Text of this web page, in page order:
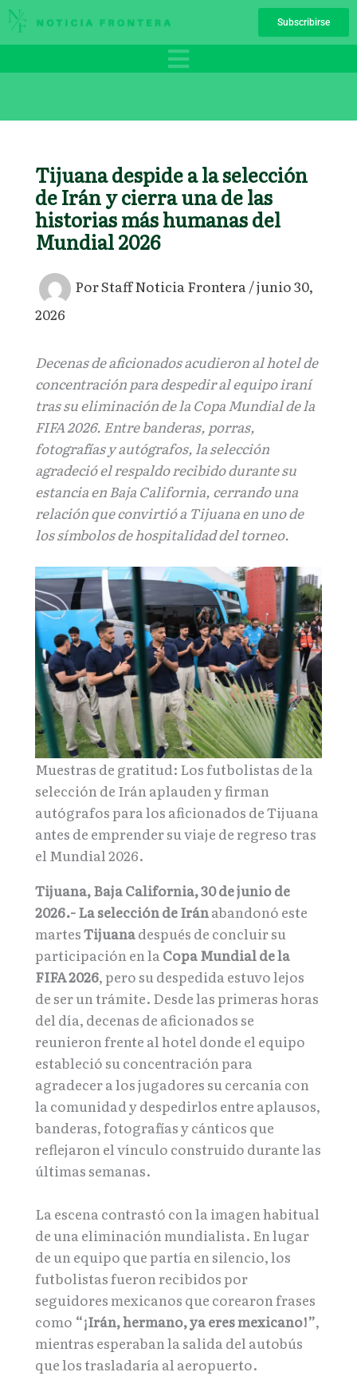
Ir
al
Subscribirse
Tijuana despide a la selección
de Irán y cierra una de las
historias más humanas del
Mundial 2026
PorStaff Noticia Frontera/junio 30,
2026
Decenas de aficionados acudieron al hotel de
concentración para despedir al equipo iraní
tras su eliminación de la Copa Mundial de la
FIFA 2026. Entre banderas, porras,
fotografías y autógrafos, la selección
agradeció el respaldo recibido durante su
estancia en Baja California, cerrando una
relación que convirtió a Tijuana en uno de
los símbolos de hospitalidad del torneo.
Muestras de gratitud: Los futbolistas de la
selección de Irán aplauden y firman
autógrafos para los aficionados de Tijuana
antes de emprender su viaje de regreso tras
el Mundial 2026.
Tijuana, Baja California, 30 de junio de
2026.-La selección de Iránabandonó este
martesTijuanadespués de concluir su
participación en laCopa Mundial de la
FIFA 2026, pero su despedida estuvo lejos
de ser un trámite. Desde las primeras horas
del día, decenas de aficionados se
reunieron frente al hotel donde el equipo
estableció su concentración para
agradecer a los jugadores su cercanía con
la comunidad y despedirlos entre aplausos,
banderas, fotografías y cánticos que
reflejaron el vínculo construido durante las
últimas semanas.
La escena contrastó con la imagen habitual
de una eliminación mundialista. En lugar
de un equipo que partía en silencio, los
futbolistas fueron recibidos por
seguidores mexicanos que corearon frases
como “¡Irán, hermano, ya eres mexicano!”,
mientras esperaban la salida del autobús
que los trasladaría al aeropuerto.